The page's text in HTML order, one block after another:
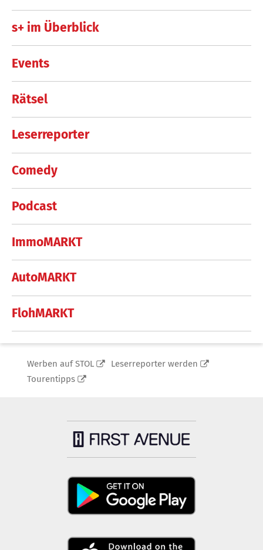
s+ im Überblick
Events
Rätsel
Leserreporter
Comedy
Podcast
ImmoMARKT
AutoMARKT
FlohMARKT
Werben auf STOL
Leserreporter werden
Tourentipps